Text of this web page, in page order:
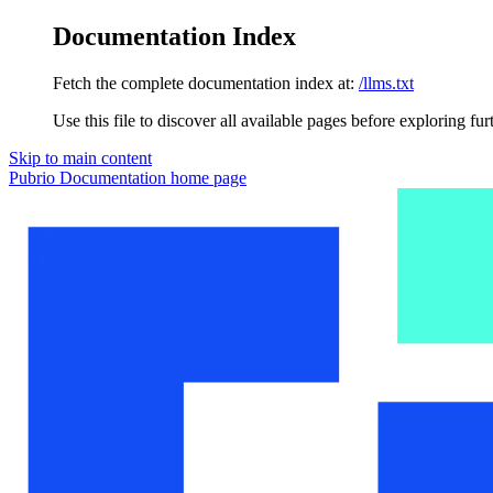
Documentation Index
Fetch the complete documentation index at: /llms.txt
Use this file to discover all available pages before exploring
Skip to main content
Pubrio Documentation home page